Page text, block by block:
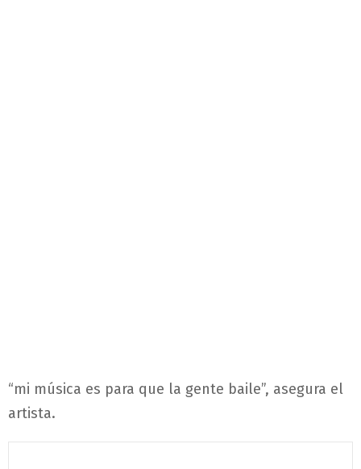
“mi música es para que la gente baile”, asegura el
artista.